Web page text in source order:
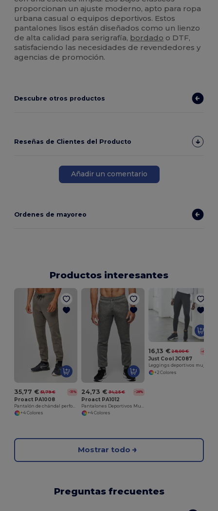
proporcionan un ajuste moderno, apto para ropa
urbana casual o equipos deportivos. Estos
pantalones lisos están diseñados como un lienzo
de alta calidad para serigrafía, bordado o DTF,
satisfaciendo las necesidades de revendedores y
agencias de promoción.
Descubre otros productos
Reseñas de Clientes del Producto
Añadir un comentario
Ordenes de mayoreo
Productos interesantes
35,77 € 51,79 € -31%
Proact PA1008
+4 Colores
24,73 € 34,25 € -28%
Proact PA1012
+4 Colores
16,13 € 28,00 € -42%
Just Cool JC087
Leggings deportivos mujer
+2 Colores
Mostrar todo
Preguntas frecuentes